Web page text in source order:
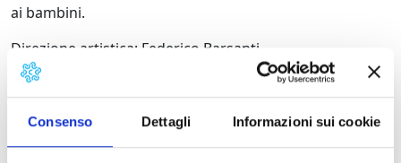
Consenso Dettagli Informazioni sui cookie
ai bambini.
Direzione artistica: Federico Barsanti
Ingresso a donazione
20 novembre – ore 21.16